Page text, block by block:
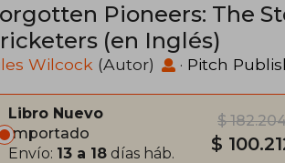
Pioneers: The
(en Inglés)
Wilcock (Autor) · Pitch
Libro Nuevo
Importado
Envío: 13 a 18 días háb.
$
$